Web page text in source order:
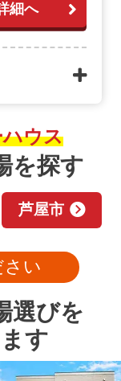
細へ
ウス
を探す
芦屋市
さい
選びを
す